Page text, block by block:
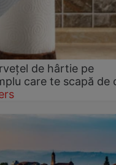
de hârtie pe
care te scapă de